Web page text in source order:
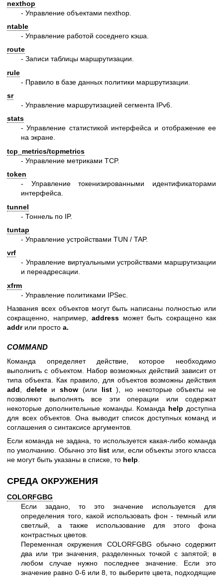
nexthop
- Управление объектами nexthop.
ntable
- Управление работой соседнего кэша.
route
- Записи таблицы маршрутизации.
rule
- Правило в базе данных политики маршрутизации.
sr
- Управление маршрутизацией сегмента IPv6.
stats
- Управление статистикой интерфейса и отображение ее
на экране.
tcp_metrics/tcpmetrics
- Управление метриками TCP.
token
- Управление токенизированными идентификаторами
интерфейса.
tunnel
- Тоннель по IP.
tuntap
- Управление устройствами TUN / TAP.
vrf
- Управление виртуальными устройствами маршрутизации
и переадресации.
xfrm
- Управление политиками IPSec.
Названия всех объектов могут быть написаны полностью или
сокращенно, например, address может быть сокращено как
addrили просто a.
COMMAND
Команда определяет действие, которое необходимо
выполнить с объектом. Набор возможных действий зависит от
типа объекта. Как правило, для объектов возможны действия
add
deleteиshow (или list), но некоторые объекты не
позволяют выполнять все эти операции или содержат
некоторые дополнительные команды. Команда help доступна
для всех объектов. Она выводит список доступных команд и
соглашения о синтаксисе аргументов.
Если команда не задана, то используется какая-либо команда
по умолчанию. Обычно это list или, если объекты этого класса
не могут быть указаны в списке, то help.
СРЕДА ОКРУЖЕНИЯ
COLORFGBG
Если задано, то это значение используется для
определения того, какой использовать фон - темный или
светлый, а также использование для этого фона
контрастных цветов.
Переменная окружения COLORFGBG обычно содержит
два или три значения, разделенных точкой с запятой; в
любом случае нужно последнее значение. Если это
значение равно 0-6 или 8, то выберите цвета, подходящие